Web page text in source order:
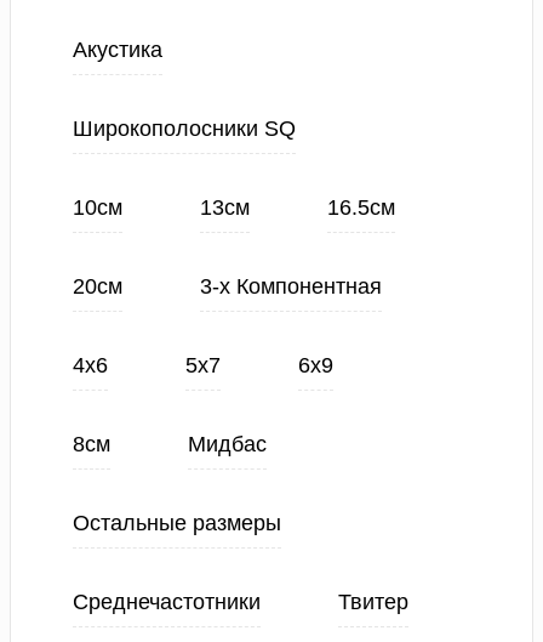
Акустика
Широкополосники SQ
10см 13см 16.5см
20см 3-х Компонентная
4х6 5х7 6х9
8см Мидбас
Остальные размеры
Среднечастотники Твитер